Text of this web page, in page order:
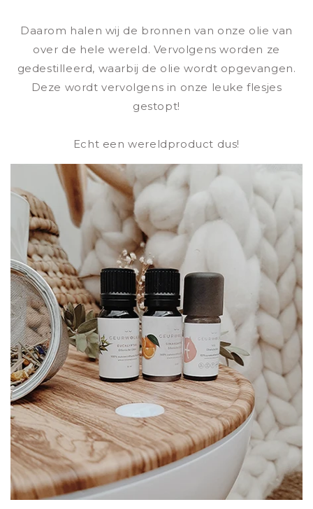
Daarom halen wij de bronnen van onze olie van
over de hele wereld. Vervolgens worden ze
gedestilleerd, waarbij de olie wordt opgevangen.
Deze wordt vervolgens in onze leuke flesjes
gestopt!
Echt een wereldproduct dus!